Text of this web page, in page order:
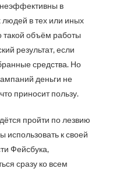
в
в тех или иных
такой объём работы
результат, если
средства. Но
деньги не
приносит пользу.
пройти по лезвию
использовать к своей
Фейсбука,
сразу ко всем